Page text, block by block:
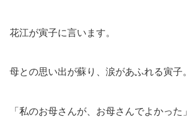
花江が寅子に言います。
母との思い出が蘇り、涙があふれる寅子。
「私のお母さんが、お母さんでよかった」